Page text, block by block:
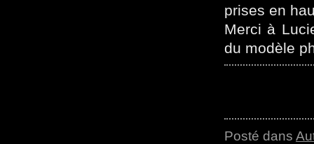
prises en
Merci à
du modèle
Posté dans